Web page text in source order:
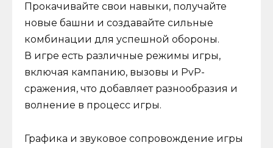
Прокачивайте свои навыки, получайте
новые башни и создавайте сильные
комбинации для успешной обороны.
В игре есть различные режимы игры,
включая кампанию, вызовы и PvP-
сражения, что добавляет разнообразия и
волнение в процесс игры.
Графика и звуковое сопровождение игры